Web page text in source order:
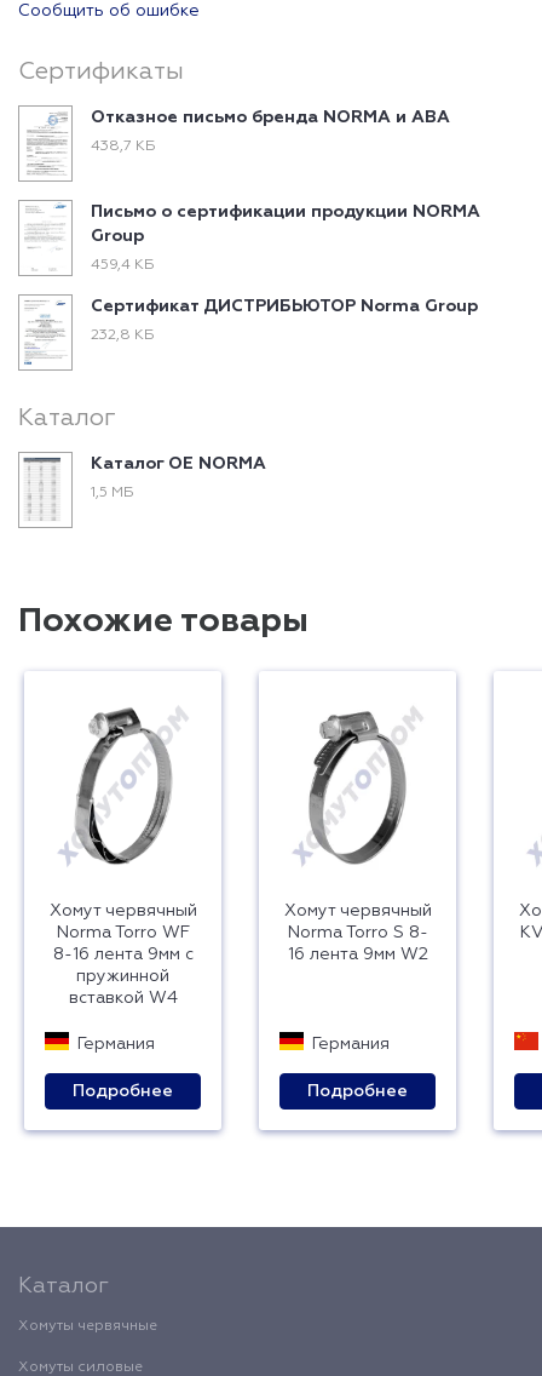
Сообщить об ошибке
Сертификаты
Отказное письмо бренда NORMA и ABA
438,7 КБ
Письмо о сертификации продукции NORMA
Group
459,4 КБ
Сертификат ДИСТРИБЬЮТОР Norma Group
232,8 КБ
Каталог
Каталог ОЕ NORMA
1,5 МБ
Похожие товары
Хомут червячный
Norma Torro WF
8-16 лента 9мм с
пружинной
вставкой W4
Германия
Подробнее
Хомут червячный
Norma Torro S 8-
16 лента 9мм W2
Германия
Подробнее
Каталог
Хомуты червячные
Хомуты силовые